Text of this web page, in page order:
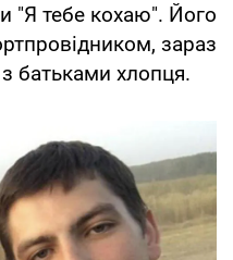
"Я тебе кохаю". Його
зараз
батьками хлопця.